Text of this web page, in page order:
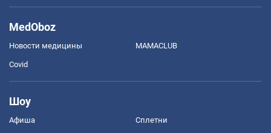
MedOboz
Новости медицины MAMACLUB
Covid
Шоу
Афиша Сплетни